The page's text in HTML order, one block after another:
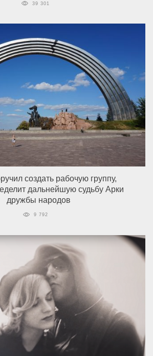
39 301
создать рабочую группу,
дальнейшую судьбу Арки
дружбы народов
9 792